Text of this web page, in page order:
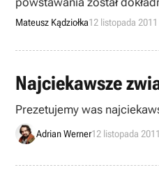
Mateusz Kądziołka12 listopada
Najciekawsze
Prezetujemy was
Adrian Werner12 listopada